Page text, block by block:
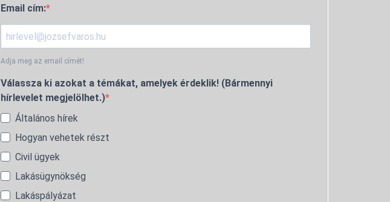
Email cím:
Adja meg az email címét!
Válassza ki azokat a témákat, amelyek érdeklik! (Bármennyi
hírlevelet megjelölhet.)
Általános hírek
Hogyan vehetek részt
Civil ügyek
Lakásügynökség
Lakáspályázat